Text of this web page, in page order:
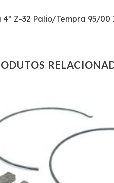
4º Z-32 Palio/Tempra 95/00